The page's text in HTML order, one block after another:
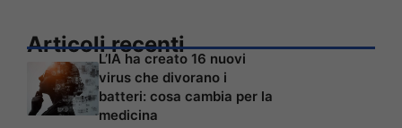
Articoli recenti
L’IA ha creato 16 nuovi
virus che divorano i
batteri: cosa cambia per la
medicina